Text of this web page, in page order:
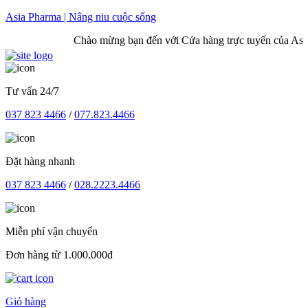
Skip
Asia Pharma | Nâng niu cuộc sống
Chào mừng bạn đến với Cửa hàng trực tuyến của Asia
Tư vấn 24/7
037 823 4466 /077.823.4466
Đặt hàng nhanh
037 823 4466 /028.2223.4466
Miễn phí vận chuyển
Đơn hàng từ 1.000.000đ
Giỏ hàng